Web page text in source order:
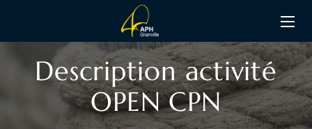
Description activité
OPEN CPN